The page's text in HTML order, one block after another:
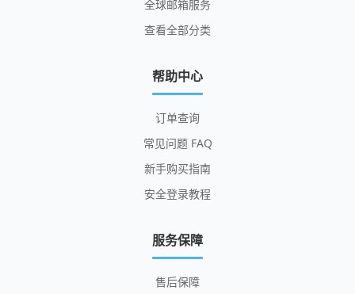
全球邮箱服务
查看全部分类
帮助中心
订单查询
常见问题 FAQ
新手购买指南
安全登录教程
服务保障
售后保障